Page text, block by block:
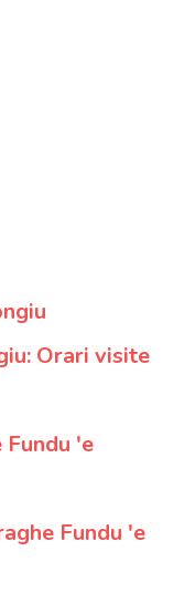
Orari visite
'e
Fundu 'e